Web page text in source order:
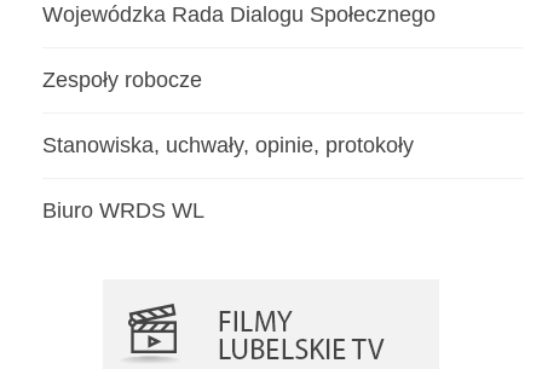
Wojewódzka Rada Dialogu Społecznego
Zespoły robocze
Stanowiska, uchwały, opinie, protokoły
Biuro WRDS WL